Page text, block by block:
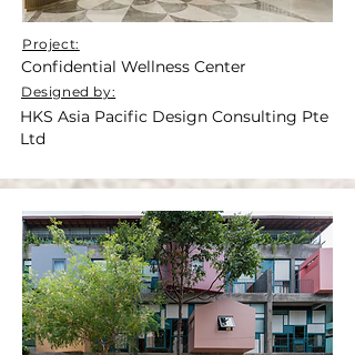
Project:
Confidential Wellness Center
Designed by:
HKS Asia Pacific Design Consulting Pte
Ltd